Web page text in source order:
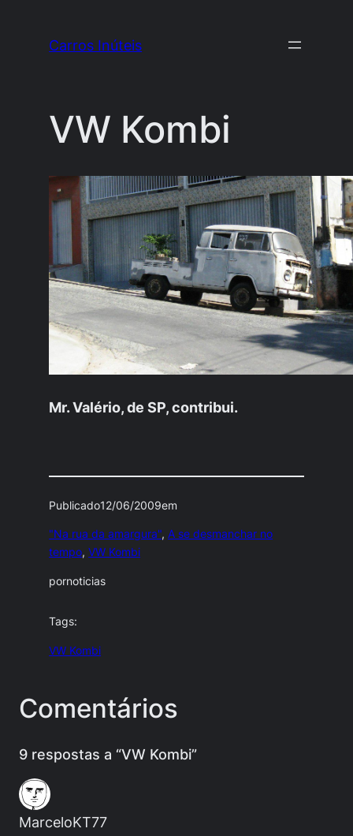
Carros Inúteis
VW Kombi
Mr. Valério, de SP, contribui.
Publicado12/06/2009em
"Na rua da amargura", A se desmanchar no
tempo, VW Kombi
pornoticias
Tags:
VW Kombi
Comentários
9 respostas a “VW Kombi”
MarceloKT77